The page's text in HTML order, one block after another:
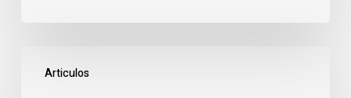
Articulos
ratas